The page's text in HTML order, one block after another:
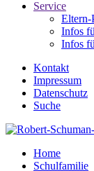
Service
Eltern-
Infos
Infos
Kontakt
Impressum
Datenschutz
Suche
Home
Schulfamilie